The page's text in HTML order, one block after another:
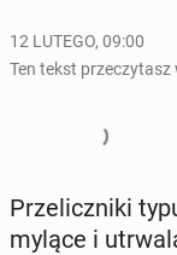
12 LUTEGO, 09:00
Ten tekst przeczytasz
Prze­licz­ni­ki
mylące i